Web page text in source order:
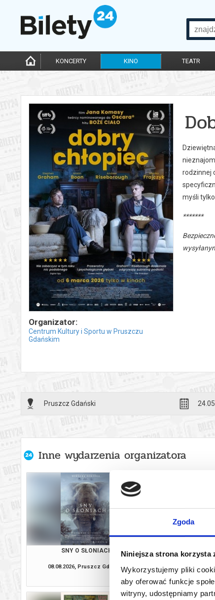
Zgoda
Niniejsza strona korzysta
Wykorzystujemy pliki
aby oferować funkcje
witryny, udostępniamy
KONCERTY KINO TEATR
Organizator:
Centrum Kultury i Sportu w Pruszczu
Gdańskim
rodzinnej
myśli
*******
Pruszcz Gdański
Inne wydarzenia organizatora
SNY O SŁONIACH
08.08.2026, Pruszcz Gdański
kup bilet
09.08.2026,